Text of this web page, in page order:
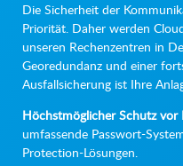
Die Sicherheit der
Priorität. Daher werden
unseren Rechenzentren in
Georedundanz und einer
Ausfallsicherung ist Ihre
Höchstmöglicher Schutz vor
umfassende Passwort-
Protection-Lösungen.